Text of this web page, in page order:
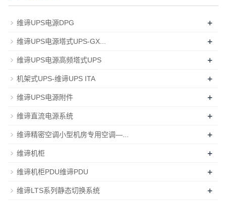
维谛UPS电源DPG +
维谛UPS电源塔式UPS-GX... +
维谛UPS电源高频塔式UPS +
机架式UPS-维谛UPS ITA +
维谛UPS电源附件 +
维谛直流电源系统 +
维谛精密空调小型机房专用空调—... +
维谛机柜 +
维谛机柜PDU维谛PDU +
维谛LTS系列静态切换系统 +